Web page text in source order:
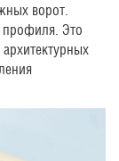
ворот.
профиля. Это